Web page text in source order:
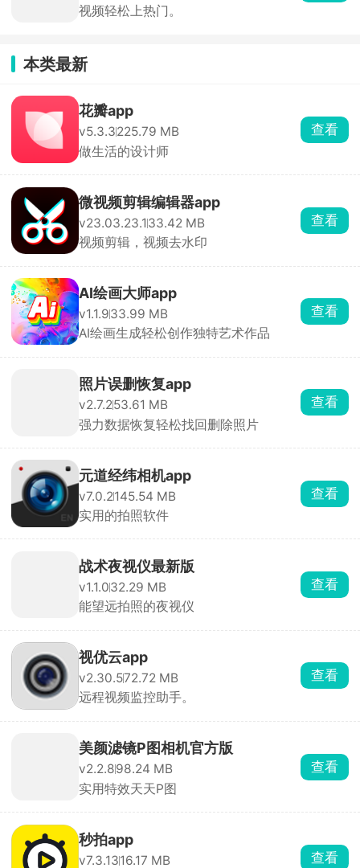
视频轻松上热门。
本类最新
花瓣app
v5.3.3225.79 MB
做生活的设计师
查看
微视频剪辑编辑器app
v23.03.23.1 33.42 MB
视频剪辑，视频去水印
查看
AI绘画大师app
v1.1.933.99 MB
AI绘画生成轻松创作独特艺术作品
查看
照片误删恢复app
v2.7.253.61 MB
强力数据恢复轻松找回删除照片
查看
元道经纬相机app
v7.0.2145.54 MB
实用的拍照软件
查看
战术夜视仪最新版
v1.1.032.29 MB
能望远拍照的夜视仪
查看
视优云app
v2.30.572.72 MB
远程视频监控助手。
查看
美颜滤镜P图相机官方版
v2.2.898.24 MB
实用特效天天P图
查看
秒拍app
v7.3.1316.17 MB 查看